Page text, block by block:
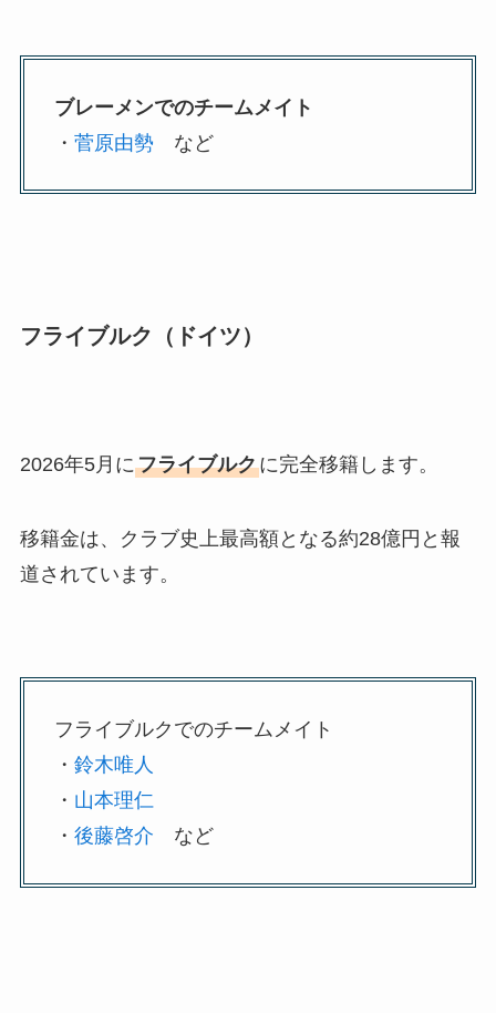
ブレーメンでのチームメイト
・ 菅原由勢 など
フライブルク（ドイツ）
2026年5月にフライブルクに完全移籍します。
移籍金は、クラブ史上最高額となる約28億円と報
道されています。
フライブルクでのチームメイト
・ 鈴木唯人
・ 山本理仁
・ 後藤啓介 など